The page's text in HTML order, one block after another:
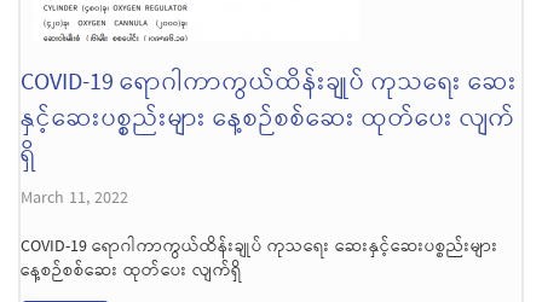
COVID-19 ရောဂါကာကွယ်ထိန်းချုပ် ကုသရေး ဆေး
နှင့်ဆေးပစ္စည်းများ နေ့စဉ်စစ်ဆေး ထုတ်ပေး လျက်
ရှိ
March 11, 2022
COVID-19 ရောဂါကာကွယ်ထိန်းချုပ် ကုသရေး ဆေးနှင့်ဆေးပစ္စည်းများ
နေ့စဉ်စစ်ဆေး ထုတ်ပေး လျက်ရှိ